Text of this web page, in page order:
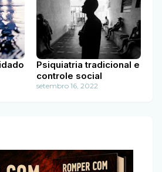
Psiquiatria tradicional e
controle social
setembro 16, 2022